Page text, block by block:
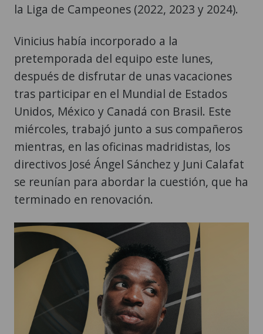
la Liga de Campeones (2022, 2023 y 2024).
Vinicius había incorporado a la
pretemporada del equipo este lunes,
después de disfrutar de unas vacaciones
tras participar en el Mundial de Estados
Unidos, México y Canadá con Brasil. Este
miércoles, trabajó junto a sus compañeros
mientras, en las oficinas madridistas, los
directivos José Ángel Sánchez y Juni Calafat
se reunían para abordar la cuestión, que ha
terminado en renovación.